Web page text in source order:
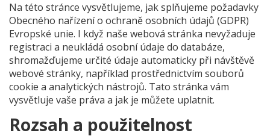
Na této stránce vysvětlujeme, jak splňujeme požadavky
Obecného nařízení o ochraně osobních údajů (GDPR)
Evropské unie. I když naše webová stránka nevyžaduje
registraci a neukládá osobní údaje do databáze,
shromažďujeme určité údaje automaticky při návštěvě
webové stránky, například prostřednictvím souborů
cookie a analytických nástrojů. Tato stránka vám
vysvětluje vaše práva a jak je můžete uplatnit.
Rozsah a použitelnost